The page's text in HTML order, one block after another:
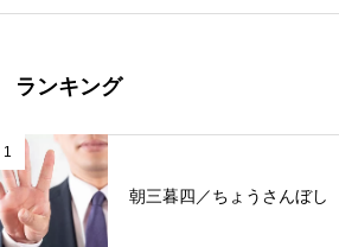
ランキング
1
朝三暮四／ちょうさんぼし